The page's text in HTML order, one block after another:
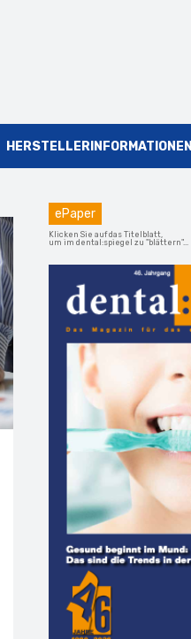
HERSTELLERINFORMATIONEN
ePaper
Klicken Sie auf das Titelblatt,
um im dental:spiegel zu "blättern"...